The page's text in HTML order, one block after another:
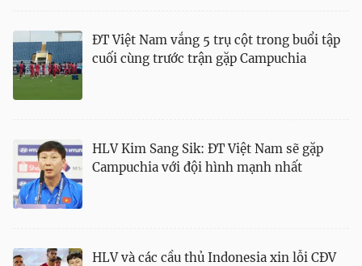
ĐT Việt Nam vắng 5 trụ cột trong buổi tập
cuối cùng trước trận gặp Campuchia
HLV Kim Sang Sik: ĐT Việt Nam sẽ gặp
Campuchia với đội hình mạnh nhất
HLV và các cầu thủ Indonesia xin lỗi CĐV